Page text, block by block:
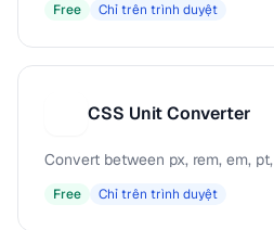
Free Chỉ trên trình duyệt
CSS Unit Converter
Convert between px, rem, em,
Free Chỉ trên trình duyệt